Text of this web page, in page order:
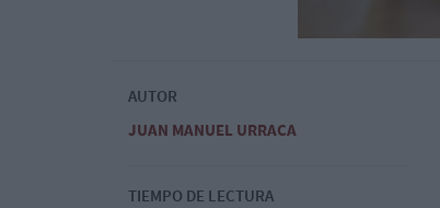
AUTOR
JUAN MANUEL URRACA
TIEMPO DE LECTURA